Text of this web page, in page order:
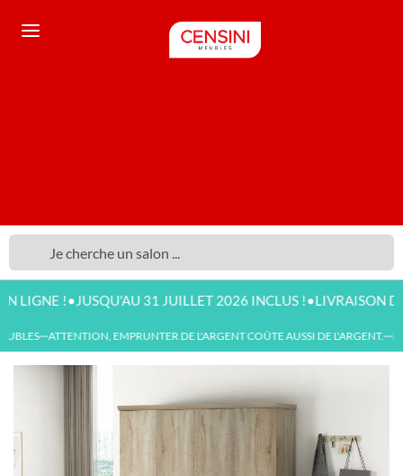
!•JUSQU'AU 31 JUILLET 2026 INCLUS !•LIVRAISON
—ATTENTION, EMPRUNTER DE L'ARGENT COÛTE AUSSI DE L'ARGENT.—